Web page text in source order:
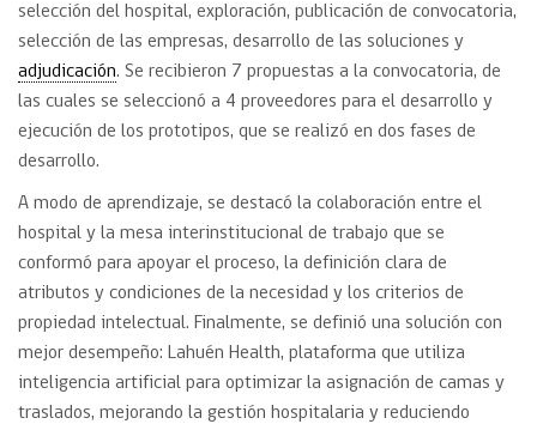
selección del hospital, exploración, publicación de convocatoria,
selección de las empresas, desarrollo de las soluciones y
adjudicación. Se recibieron 7 propuestas a la convocatoria, de
las cuales se seleccionó a 4 proveedores para el desarrollo y
ejecución de los prototipos, que se realizó en dos fases de
desarrollo.
A modo de aprendizaje, se destacó la colaboración entre el
hospital y la mesa interinstitucional de trabajo que se
conformó para apoyar el proceso, la definición clara de
atributos y condiciones de la necesidad y los criterios de
propiedad intelectual. Finalmente, se definió una solución con
mejor desempeño: Lahuén Health, plataforma que utiliza
inteligencia artificial para optimizar la asignación de camas y
traslados, mejorando la gestión hospitalaria y reduciendo